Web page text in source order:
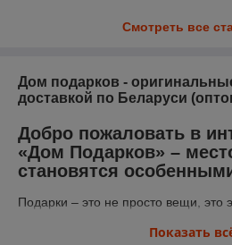
Смотреть все
Дом подарков -
доставкой по Беларуси
Добро пожаловать в
«Дом Подарков» –
становятся
Подарки – это не просто вещи,
подарков стал обыденным и часто
Показать